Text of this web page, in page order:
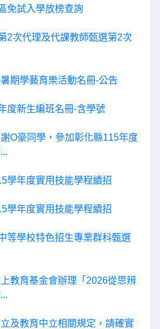
免試入學放榜查詢
2次代理及代課教師甄選第2次
期學藝育樂活動名冊-公告
度新生編班名冊-含學號
O豪同學，參加彰化縣115年度
學年度實用技能學程續招
學年度實用技能學程續招
等學校特色招生專業群科甄選
教育基金會辦理「2026從思辨
及教育中立相關規定，請確實